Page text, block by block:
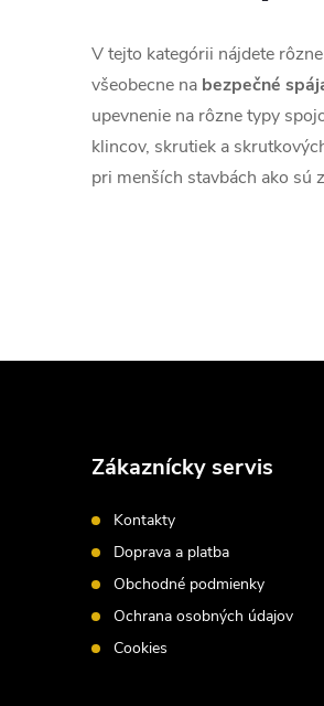
V tejto kategórii nájdete
všeobecne na bezpečné
upevnenie na rôzne typy
klincov, skrutiek a
pri menších stavbách ako sú
Zákaznícky servis
Kontakty
Doprava a platba
Obchodné podmienky
Ochrana osobných údajov
Cookies